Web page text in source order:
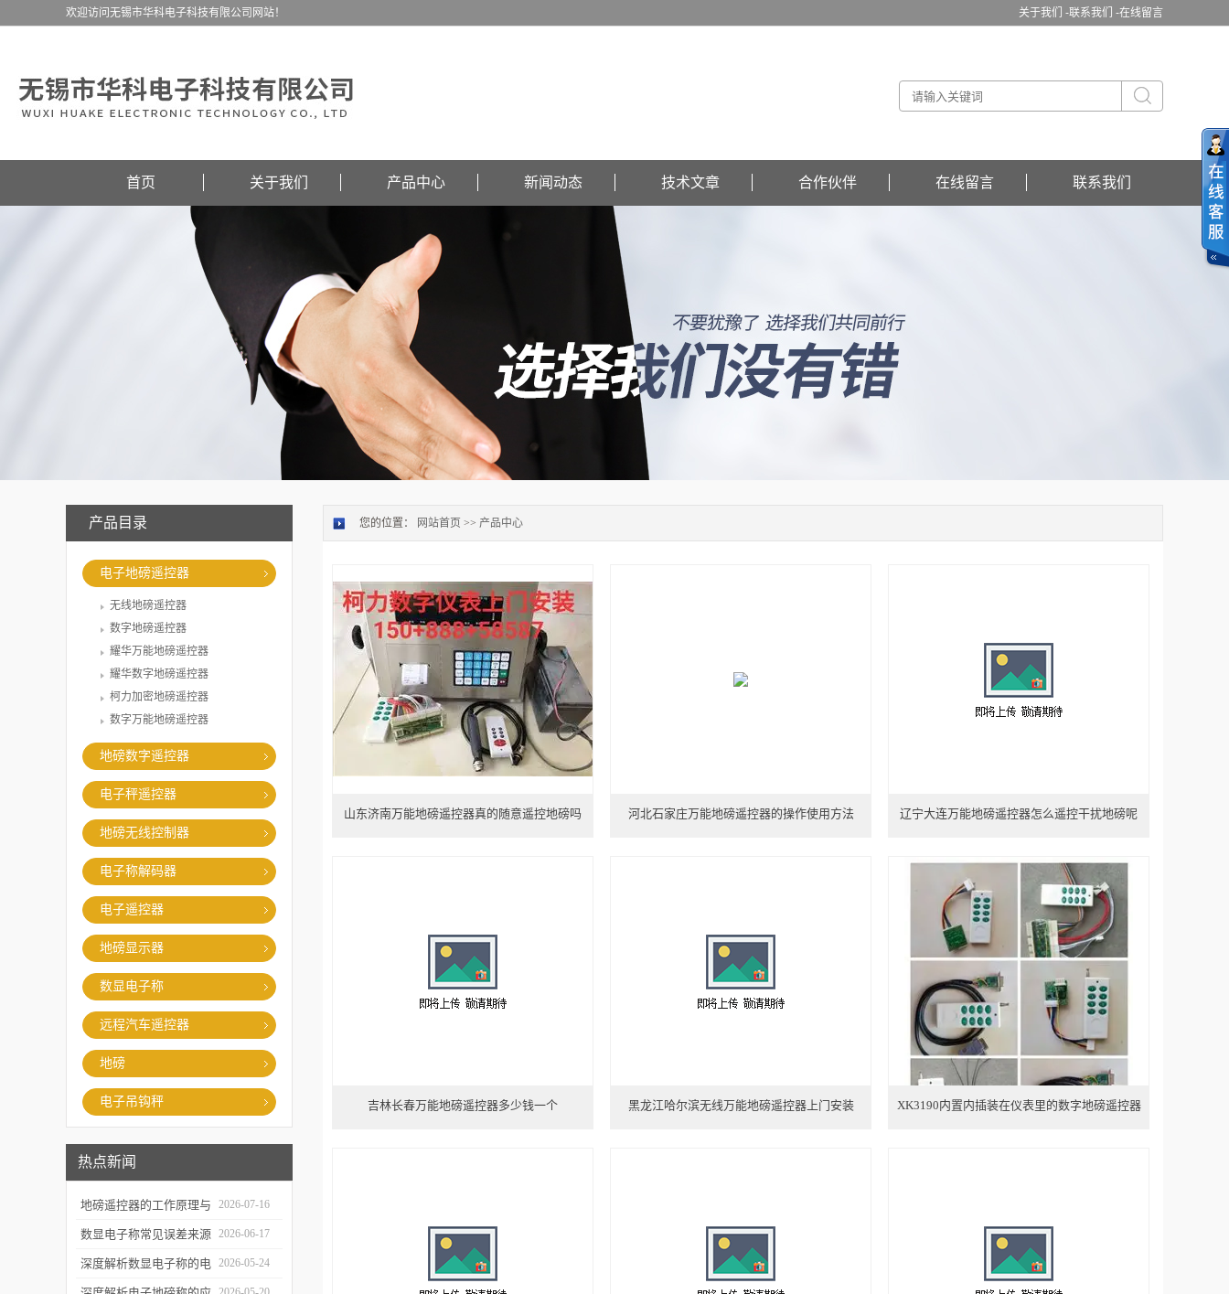
关于我们 -联系我们 -在线留言
欢迎访问无锡市华科电子科技有限公司网站！
首页 关于我们 产品中心 新闻动态 技术文章 合作伙伴 在线留言 联系我们
产品目录
电子地磅遥控器
无线地磅遥控器
数字地磅遥控器
耀华万能地磅遥控器
耀华数字地磅遥控器
柯力加密地磅遥控器
数字万能地磅遥控器
地磅数字遥控器
电子秤遥控器
地磅无线控制器
电子称解码器
电子遥控器
地磅显示器
数显电子称
远程汽车遥控器
地磅
电子吊钩秤
热点新闻
地磅遥控器的工作原理与
信号链路拆解：从射频发
射到称重干扰
2026-07-16
数显电子称常见误差来源
分析与软件滤波算法实现
2026-06-17
深度解析数显电子称的电 2026-05-24
您的位置： 网站首页 >> 产品中心
山东济南万能地磅遥控器真的随意遥控地磅吗 河北石家庄万能地磅遥控器的操作使用方法 辽宁大连万能地磅遥控器怎么遥控干扰地磅呢
吉林长春万能地磅遥控器多少钱一个 黑龙江哈尔滨无线万能地磅遥控器上门安装 XK3190内置内插装在仪表里的数字地磅遥控器